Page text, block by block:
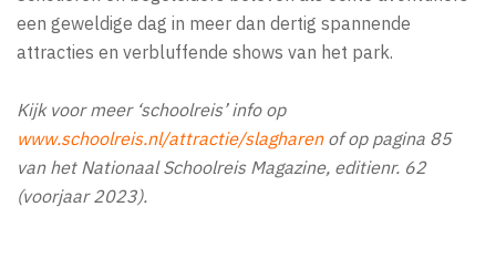
een geweldige dag in meer dan dertig spannende
attracties en verbluffende shows van het park.
Kijk voor meer ‘schoolreis’ info op
www.schoolreis.nl/attractie/slagharenof op pagina 85
van het Nationaal Schoolreis Magazine, editienr. 62
(voorjaar 2023).